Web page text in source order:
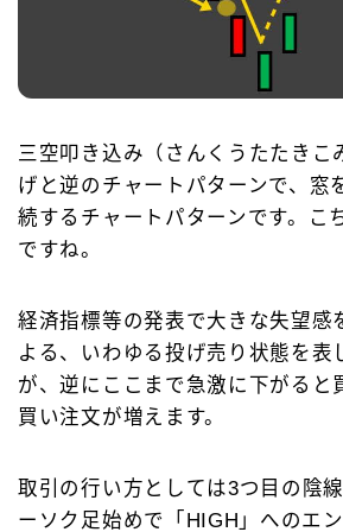
Follow Me
三空叩き込み（さんくうたたきこ
げと逆のチャートパターンで、窓
続するチャートパターンです。こ
ですね。
経済指標等の発表で大きな失望感
よる、いわゆる投げ売り状態を表
が、逆にここまで急激に下がると
買い注文が増えます。
取引の行い方としては3つ目の陰
ーソク足始めで「HIGH」へのエ